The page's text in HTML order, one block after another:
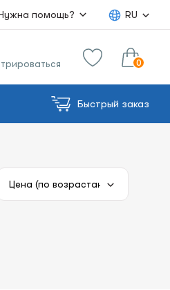
помощь? RU
0
Быстрый заказ